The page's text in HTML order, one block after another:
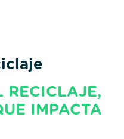
RECICLAJE,
IMPACTA